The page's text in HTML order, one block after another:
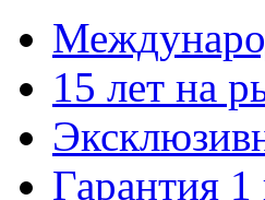
15 лет на
Гарантия 1